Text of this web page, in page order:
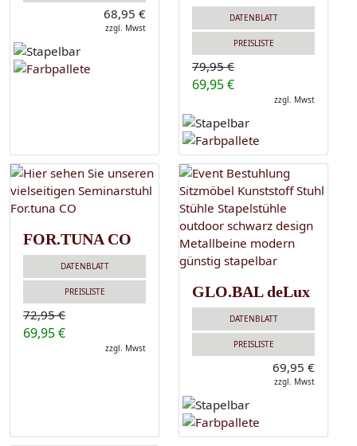
68,95 €
zzgl. Mwst
DATENBLATT
PREISLISTE
79,95 €
69,95 €
zzgl. Mwst
FOR.TUNA CO
DATENBLATT
PREISLISTE
72,95 €
69,95 €
zzgl. Mwst
GLO.BAL deLux
DATENBLATT
PREISLISTE
69,95 €
zzgl. Mwst